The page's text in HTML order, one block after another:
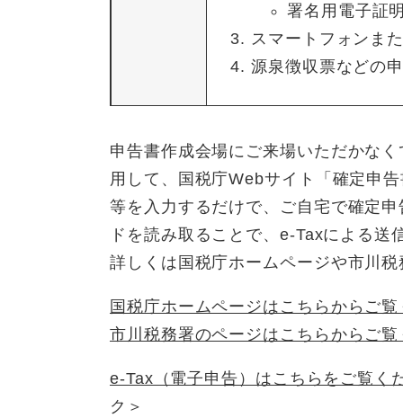
署名用電子証
スマートフォンま
源泉徴収票などの
申告書作成会場にご来場いただかな
用して、国税庁Webサイト「確定申
等を入力するだけで、ご自宅で確定
ドを読み取ることで、e-Taxによる送
詳しくは国税庁ホームページや市川
国税庁ホームページはこちらからご
市川税務署のページはこちらからご
e-Tax（電子申告）はこちらをご覧く
ク＞